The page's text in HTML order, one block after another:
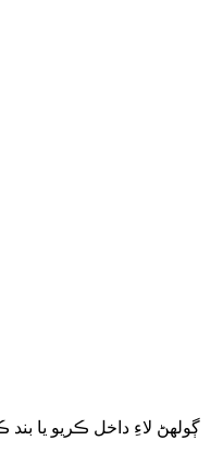
ڳولهڻ لاءِ داخل ڪريو يا